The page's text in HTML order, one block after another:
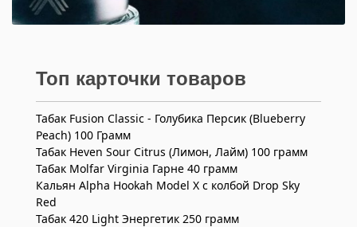
Топ карточки товаров
Табак Fusion Classic - Голубика Персик (Blueberry
Peach) 100 Грамм
Табак Heven Sour Citrus (Лимон, Лайм) 100 грамм
Табак Molfar Virginia Гарне 40 грамм
Кальян Alpha Hookah Model X c колбой Drop Sky
Red
Табак 420 Light Энергетик 250 грамм